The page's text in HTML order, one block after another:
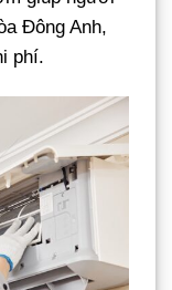
Đông Anh,
phí.